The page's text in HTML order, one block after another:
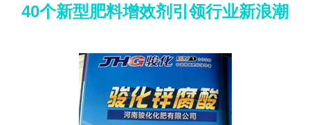
40个新型肥料增效剂引领行业新浪潮